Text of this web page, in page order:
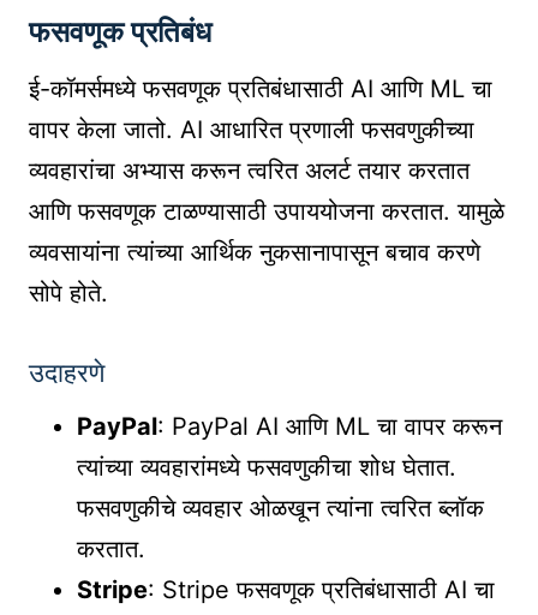
फसवणूक प्रतिबंध
ई-कॉमर्समध्ये फसवणूक प्रतिबंधासाठी AI आणि ML चा
वापर केला जातो. AI आधारित प्रणाली फसवणुकीच्या
व्यवहारांचा अभ्यास करून त्वरित अलर्ट तयार करतात
आणि फसवणूक टाळण्यासाठी उपाययोजना करतात. यामुळे
व्यवसायांना त्यांच्या आर्थिक नुकसानापासून बचाव करणे
सोपे होते.
उदाहरणे
PayPal: PayPal AI आणि ML चा वापर करून
त्यांच्या व्यवहारांमध्ये फसवणुकीचा शोध घेतात.
फसवणुकीचे व्यवहार ओळखून त्यांना त्वरित ब्लॉक
करतात.
Stripe: Stripe फसवणूक प्रतिबंधासाठी AI चा